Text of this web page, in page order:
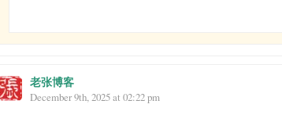
老张博客
December 9th, 2025 at 02:22 pm